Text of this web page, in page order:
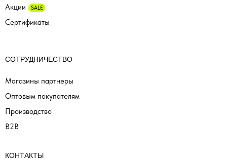
Производство
СОТРУДНИЧЕСТВО
Магазины партнеры
Оптовым покупателям
Акции SALE
КОНТАКТЫ
Сертификаты
B2B